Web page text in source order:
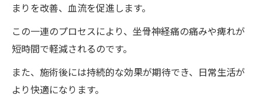
まりを改善、血流を促進します。
この一連のプロセスにより、坐骨神経痛の痛みや痺れが
短時間で軽減されるのです。
また、施術後には持続的な効果が期待でき、日常生活が
より快適になります。